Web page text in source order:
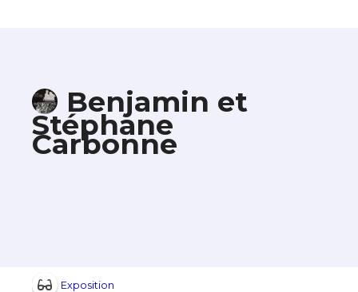
Benjamin et
Stéphane
Carbonne
Exposition